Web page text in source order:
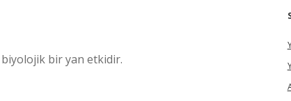
biyolojik bir yan etkidir.